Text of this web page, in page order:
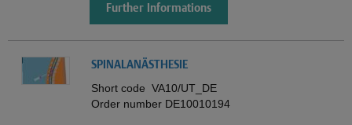
Further Informations
SPINALANÄSTHESIE
Short code VA10/UT_DE
Order number DE10010194